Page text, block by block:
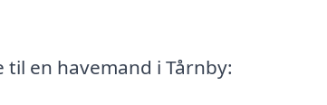
en havemand i Tårnby: